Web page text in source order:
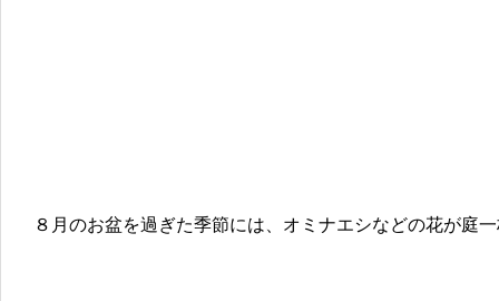
８月のお盆を過ぎた季節には、オミナエシなどの花が庭